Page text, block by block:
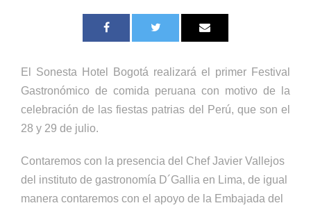
El Sonesta Hotel Bogotá realizará el primer Festival
Gastronómico de comida peruana con motivo de la
celebración de las fiestas patrias del Perú, que son el
28 y 29 de julio.
Contaremos con la presencia del Chef Javier Vallejos
del instituto de gastronomía D´Gallia en Lima, de igual
manera contaremos con el apoyo de la Embajada del